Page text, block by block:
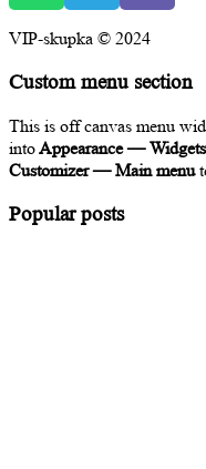
VIP-skupka © 2024
Custom menu section
This is off canvas menu
intoAppearance —
Customizer — Main menu
Popular posts